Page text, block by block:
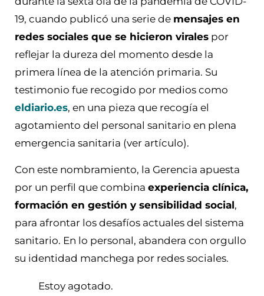
19, cuando publicó una serie de mensajes en
redes sociales que se hicieron virales por
reflejar la dureza del momento desde la
primera línea de la atención primaria. Su
testimonio fue recogido por medios como
eldiario.es, en una pieza que recogía el
agotamiento del personal sanitario en plena
emergencia sanitaria (ver artículo).
Con este nombramiento, la Gerencia apuesta
por un perfil que combina experiencia clínica,
formación en gestión y sensibilidad social,
para afrontar los desafíos actuales del sistema
sanitario. En lo personal, abandera con orgullo
su identidad manchega por redes sociales.
Estoy agotado.